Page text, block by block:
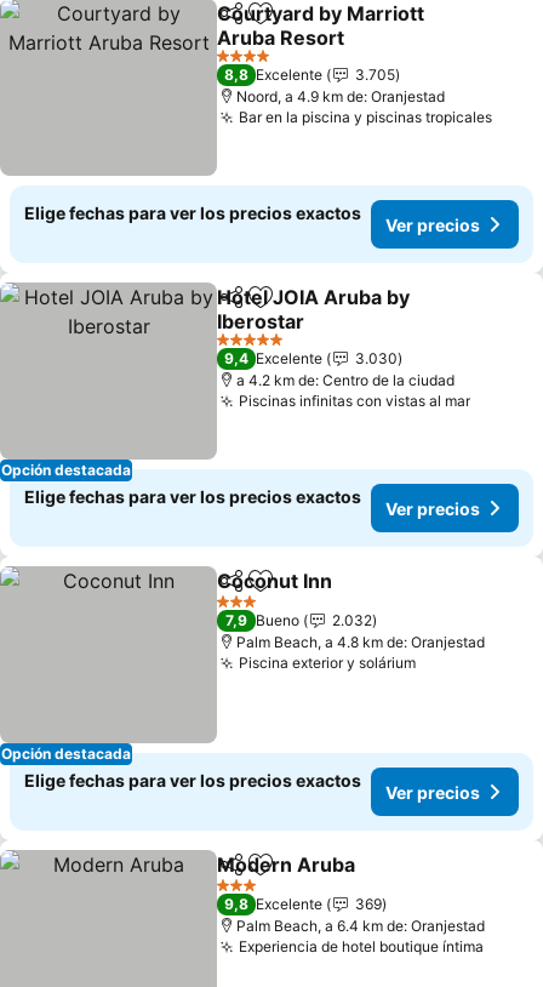
CompartirAgregar a favoritos
Courtyard by Marriott
Aruba Resort
Ver precios
4 Estrellas
8,8 Excelente
3.705
Noord, a 4.9 km de: Oranjestad
Bar en la piscina y piscinas tropicalesVer
Elige fechas para ver los precios exactos
Ver precios
Opción destacada
CompartirAgregar a favoritos
Hotel JOIA Aruba by
Iberostar
Ver precios
5 Estrellas
9,4 Excelente
3.030
a 4.2 km de: Centro de la ciudad
Piscinas infinitas con vistas al marVer
Elige fechas para ver los precios exactos
Ver precios
Opción destacada
CompartirAgregar a favoritos
Coconut Inn
3 Estrellas
7,9 Bueno
2.032
Palm Beach, a 4.8 km de: Oranjestad
Piscina exterior y soláriumVer precios
Elige fechas para ver los precios exactos
Ver precios
CompartirAgregar a favoritos
Modern Aruba
3 Estrellas
9,8 Excelente
369
Palm Beach, a 6.4 km de: Oranjestad
Experiencia de hotel boutique íntima